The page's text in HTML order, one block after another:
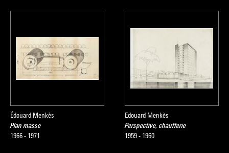
Édouard Menkès
Plan masse
1966 - 1971
Edouard Menkès
Perspective, chaufferie
1959 - 1960